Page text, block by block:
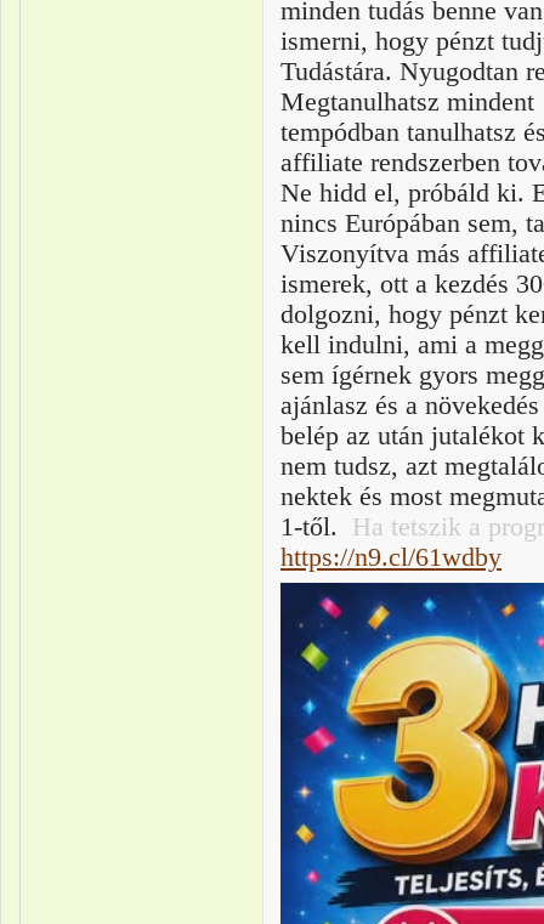
minden tudás benne
ismerni, hogy pénzt
Tudástára. Nyugodtan
Megtanulhatsz mindent
tempódban tanulhatsz
affiliate rendszerben
Ne hidd el, próbáld ki.
nincs Európában sem,
Viszonyítva más affi
ismerek, ott a kezdés
dolgozni, hogy pénzt
kell indulni, ami a
sem ígérnek gyors
ajánlasz és a
belép az után jutalékot
nem tudsz, azt
nektek és most
1-től. Ha tetszik a
https://n9.cl/61wdby